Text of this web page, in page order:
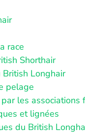
race
Shorthair
Longhair
pelage
les associations
et lignées
du British